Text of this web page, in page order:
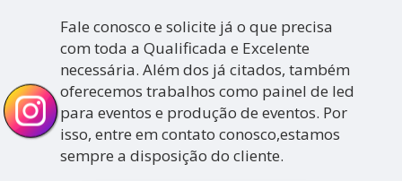
Fale conosco e solicite já o que precisa
com toda a Qualificada e Excelente
necessária. Além dos já citados, também
oferecemos trabalhos como painel de led
para eventos e produção de eventos. Por
isso, entre em contato conosco,estamos
sempre a disposição do cliente.